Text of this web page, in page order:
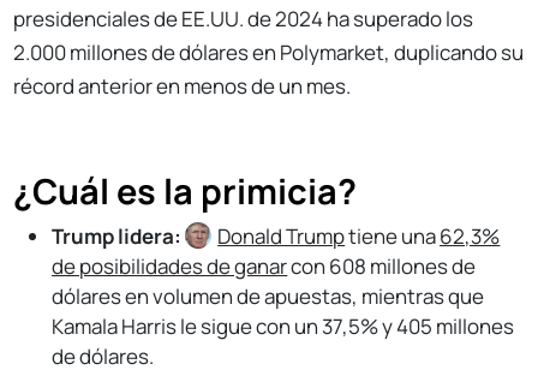
presidenciales de EE.UU. de 2024 ha superado los
2.000 millones de dólares en Polymarket, duplicando su
récord anterior en menos de un mes.
¿Cuál es la primicia?
Trump lidera: Donald Trumptiene una62,3%
de posibilidades de ganarcon 608 millones de
dólares en volumen de apuestas, mientras que
Kamala Harris le sigue con un 37,5% y 405 millones
de dólares.